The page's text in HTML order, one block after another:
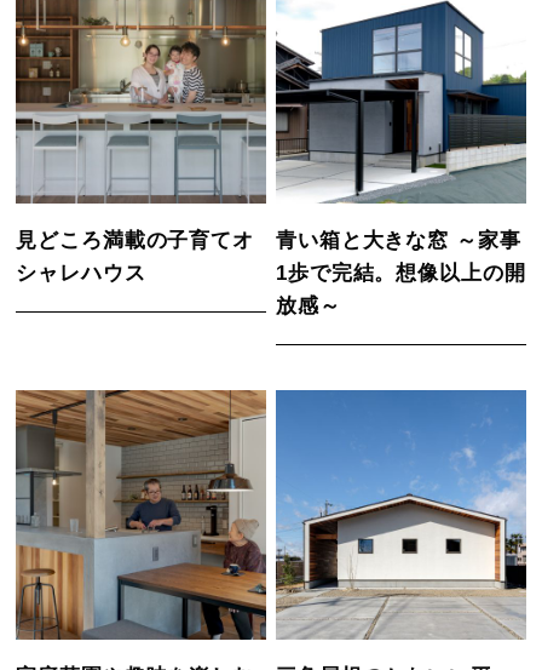
見どころ満載の子育てオ
シャレハウス
青い箱と大きな窓 ～家事
1歩で完結。想像以上の開
放感～